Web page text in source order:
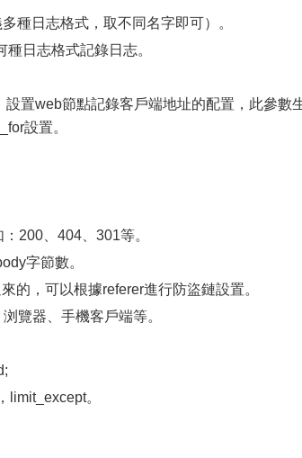
種日志格式，取不同名字即可）。
日志格式記錄日志。
置web節點記錄客戶端地址的配置，此參數
設置。
200、404、301等。
字節數。
的，可以根據referer進行防盜鏈設置。
覽器、手機客戶端等。
limit_except。